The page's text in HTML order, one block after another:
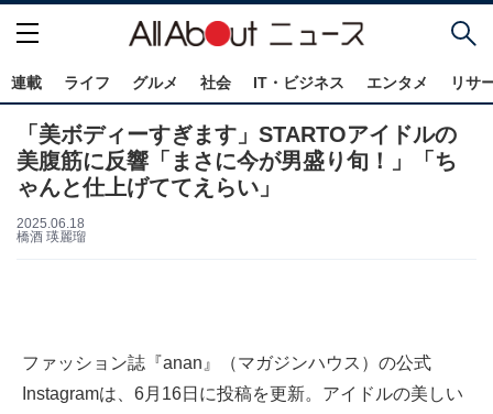
連載 ライフ グルメ 社会 IT・ビジネス エンタメ リサ
「美ボディーすぎます」STARTOアイドルの
美腹筋に反響「まさに今が男盛り旬！」「ち
ゃんと仕上げててえらい」
2025.06.18
橋酒 瑛麗瑠
ファッション誌『anan』（マガジンハウス）の公式
Instagramは、6月16日に投稿を更新。アイドルの美しい